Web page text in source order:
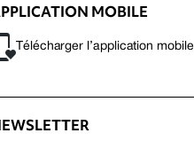
MOBILE
Télécharger l’application mobile